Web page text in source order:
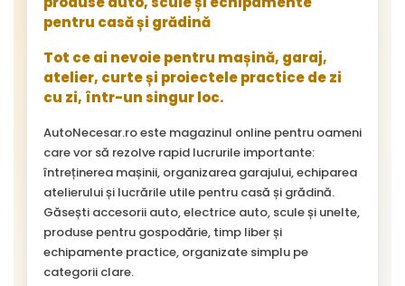
pentru casă și grădină
Tot ce ai nevoie pentru mașină, garaj,
atelier, curte și proiectele practice de zi
cu zi, într-un singur loc.
AutoNecesar.ro este magazinul online pentru oameni
care vor să rezolve rapid lucrurile importante:
întreținerea mașinii, organizarea garajului, echiparea
atelierului și lucrările utile pentru casă și grădină.
Găsești accesorii auto, electrice auto, scule și unelte,
produse pentru gospodărie, timp liber și
echipamente practice, organizate simplu pe
categorii clare.